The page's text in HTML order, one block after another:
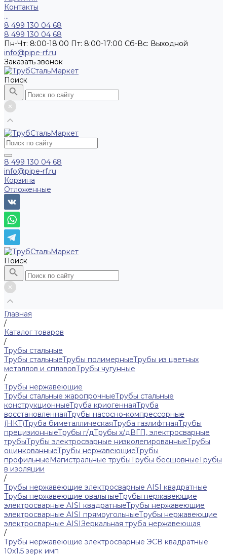
Контакты
...
8 499 130 04 68
8 499 130 04 68
Пн-Чт: 8:00-18:00 Пт: 8:00-17:00 Сб-Вс: Выходной
info@pipe-rf.ru
Заказать звонок
Поиск
8 499 130 04 68
info@pipe-rf.ru
Корзина
Отложенные
Поиск
Главная
/
Каталог товаров
/
Трубы стальные
Трубы стальныеТрубы полимерныеТрубы из цветных
металлов и сплавовТрубы чугунные
/
Трубы нержавеющие
Трубы стальные жаропрочныеТрубы стальные
конструкционныеТруба криогеннаяТруба
восстановленнаяТрубы насосно-компрессорные
(НКТ)Труба биметаллическаяТруба газлифтнаяТрубы
прецизионныеТрубы г/дТрубы х/дВГП, электросварные
трубыТрубы электросварные низколегированныеТрубы
оцинкованныеТрубы нержавеющиеТрубы
профильныеМагистральные трубыТрубы бесшовныеТрубы
в изоляции
/
Трубы нержавеющие электросварные AISI квадратные
Трубы нержавеющие овальныеТрубы нержавеющие
электросварные AISI квадратныеТрубы нержавеющие
электросварные AISI прямоугольныеТрубы нержавеющие
электросварные AISIЗеркальная труба нержавеющая
/
Трубы нержавеющие электросварные ЭСВ квадратные
10x1.5 зерк имп